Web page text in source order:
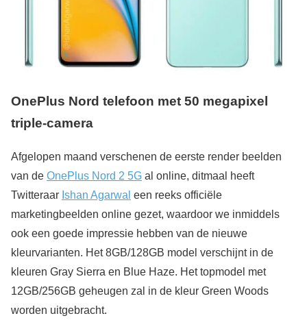
OnePlus Nord telefoon met 50 megapixel
triple-camera
Afgelopen maand verschenen de eerste render beelden
van de OnePlus Nord 2 5G al online, ditmaal heeft
Twitteraar Ishan Agarwal een reeks officiële
marketingbeelden online gezet, waardoor we inmiddels
ook een goede impressie hebben van de nieuwe
kleurvarianten. Het 8GB/128GB model verschijnt in de
kleuren Gray Sierra en Blue Haze. Het topmodel met
12GB/256GB geheugen zal in de kleur Green Woods
worden uitgebracht.